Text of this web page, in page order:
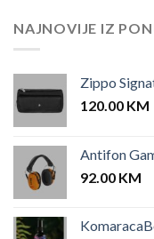
NAJNOVIJE IZ
Zippo
120.00 KM
Antifon
92.00 KM